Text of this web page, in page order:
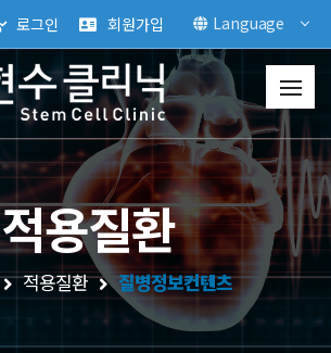
로그인 회원가입 Language
적용질환
적용질환 질병정보컨텐츠